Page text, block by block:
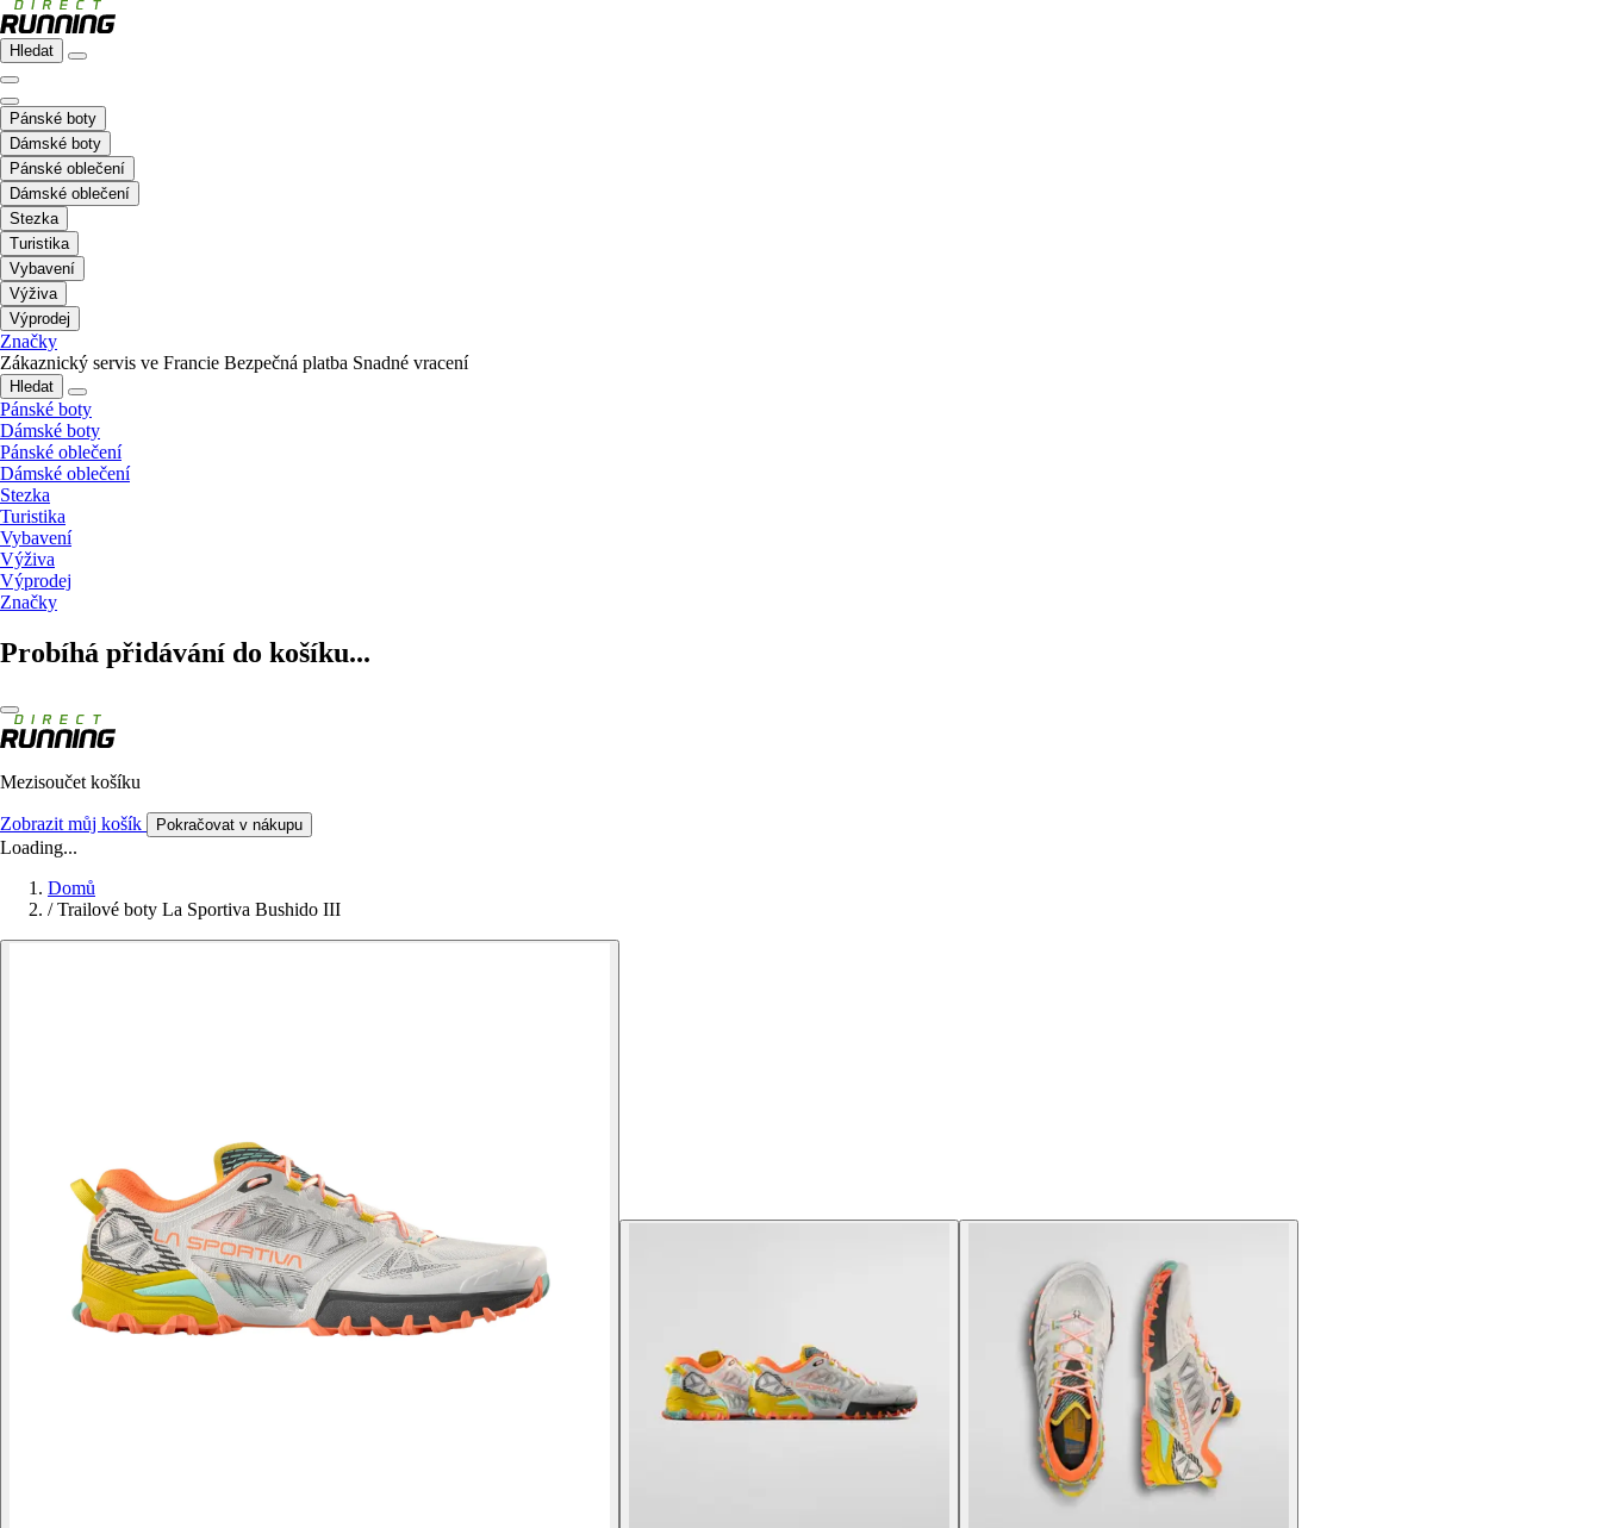
Hledat
Pánské boty
Dámské boty
Pánské oblečení
Dámské oblečení
Stezka
Turistika
Vybavení
Výživa
Výprodej
Značky
Zákaznický servis ve Francie Bezpečná platba Snadné vracení
Hledat
Pánské boty
Dámské boty
Pánské oblečení
Dámské oblečení
Stezka
Turistika
Vybavení
Výživa
Výprodej
Značky
Probíhá přidávání do košíku...
Mezisoučet košíku
Zobrazit můj košík Pokračovat v nákupu
Loading...
Domů
/ Trailové boty La Sportiva Bushido III